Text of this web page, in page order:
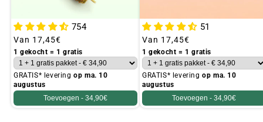
754
Gebruikelijke
prijs
Van 17,45€
1 gekocht = 1 gratis
GRATIS* leveringop ma. 10
augustus
Toevoegen - 34,90€
51
Gebruikelijke
prijs
Van 17,45€
1 gekocht = 1 gratis
GRATIS* leveringop ma. 10
augustus
Toevoegen - 34,90€